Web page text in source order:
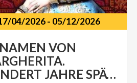
04/2026- 05/12/2026
VON
HUNDERT JAHRE SPÄTER (1926-2026)